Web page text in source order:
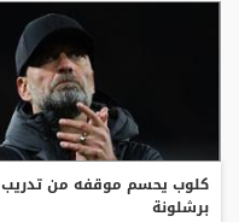
كلوب يحسم موقفه من تدريب
برشلونة